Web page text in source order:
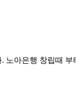
노아은행 창립때